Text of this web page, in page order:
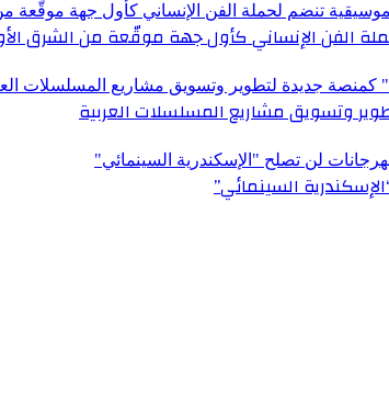
الفن الإنساني كأول جهة موقّعة من الشرق
وتسويق مشاريع المسلسلات العربية
السينمائي”